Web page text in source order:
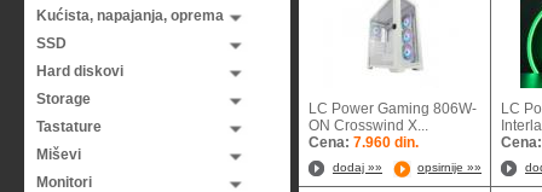
Kućista, napajanja, oprema
SSD
Hard diskovi
Storage
Tastature
Miševi
Monitori
LC Power Gaming 806W-
ON Crosswind X...
Cena: 7.960 din.
dodaj »» opsirnije »»
LC